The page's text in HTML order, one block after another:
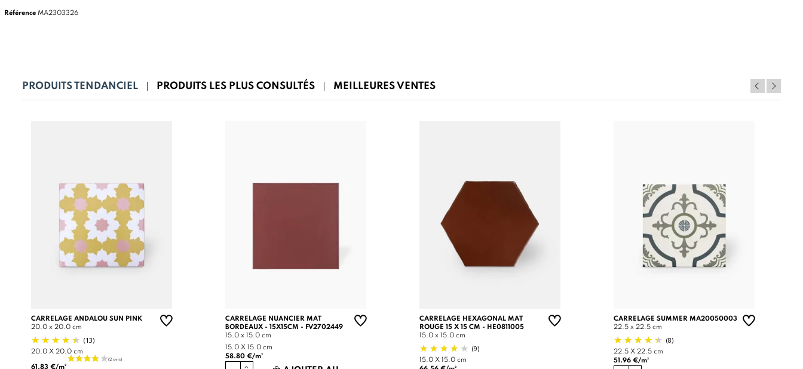
Référence MA2303326
PRODUITS TENDANCIEL PRODUITS LES PLUS CONSULTÉS MEILLEURES VENTES
CARRELAGE ANDALOU SUN PINK
20.0 x 20.0 cm
(13)
20.0 X 20.0 cm
61.83 €/m²
CARRELAGE NUANCIER MAT
BORDEAUX - 15X15CM - FV2702449
15.0 x 15.0 cm
15.0 X 15.0 cm
58.80 €/m²
CARRELAGE HEXAGONAL MAT
ROUGE 15 X 15 CM - HE0811005
15.0 x 15.0 cm
(9)
15.0 X 15.0 cm
CARRELAGE SUMMER MA20050003
22.5 x 22.5 cm
(8)
22.5 X 22.5 cm
51.96 €/m²